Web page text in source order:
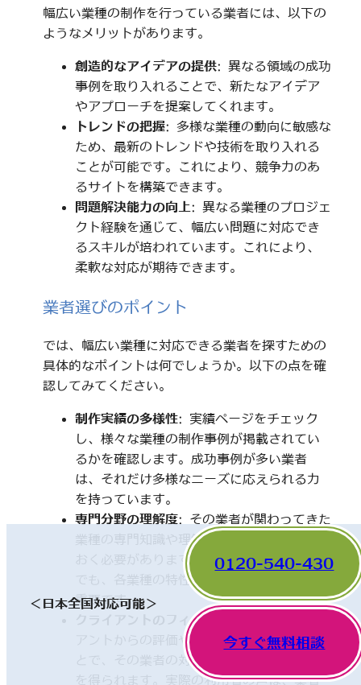
幅広い業種の制作を行っている業者には、以下の
ようなメリットがあります。
創造的なアイデアの提供: 異なる領域の成功
事例を取り入れることで、新たなアイデア
やアプローチを提案してくれます。
トレンドの把握: 多様な業種の動向に敏感な
ため、最新のトレンドや技術を取り入れる
ことが可能です。これにより、競争力のあ
るサイトを構築できます。
問題解決能力の向上: 異なる業種のプロジェ
クト経験を通じて、幅広い問題に対応でき
るスキルが培われています。これにより、
柔軟な対応が期待できます。
業者選びのポイント
では、幅広い業種に対応できる業者を探すための
具体的なポイントは何でしょうか。以下の点を確
認してみてください。
制作実績の多様性: 実績ページをチェック
し、様々な業種の制作事例が掲載されてい
るかを確認します。成功事例が多い業者
は、それだけ多様なニーズに応えられる力
を持っています。
専門分野の理解度: その業者が関わってきた
業種の専門知識や理解度についても触れて
おく必要があります。一見、異なった分野
でも、各業種の特性を理解していることが
重要です。
クライアントのフィードバック
アントからの評価やレビューを確認するこ
とで、その業者の対応や成果に関する情報
を得られます。実際の利用者の声は、業者
＜日本全国対応可能＞
0120-540-430
今すぐ無料相談